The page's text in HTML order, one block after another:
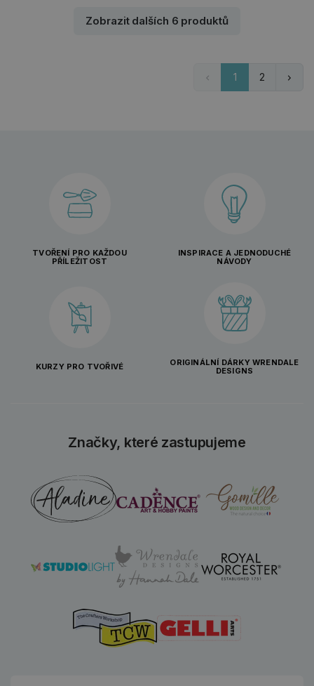
Zobrazit dalších 6 produktů
1 2
TVOŘENÍ PRO KAŽDOU
PŘÍLEŽITOST
INSPIRACE A JEDNODUCHÉ
NÁVODY
KURZY PRO TVOŘIVÉ
ORIGINÁLNÍ DÁRKY WRENDALE
DESIGNS
Značky, které zastupujeme